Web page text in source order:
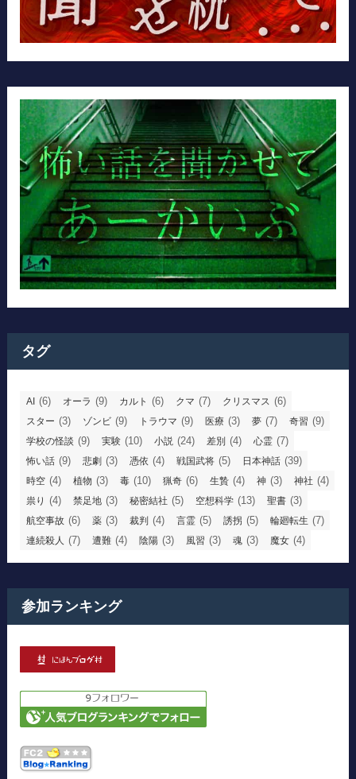
タグ
AI (6) オーラ (9) カルト (6) クマ (7) クリスマス (6)
スター (3) ゾンビ (9) トラウマ (9) 医療 (3) 夢 (7) 奇習 (9)
学校の怪談 (9) 実験 (10) 小説 (24) 差別 (4) 心霊 (7)
怖い話 (9) 悲劇 (3) 憑依 (4) 戦国武将 (5) 日本神話 (39)
時空 (4) 植物 (3) 毒 (10) 猟奇 (6) 生贄 (4) 神 (3) 神社 (4)
祟り (4) 禁足地 (3) 秘密結社 (5) 空想科学 (13) 聖書 (3)
航空事故 (6) 薬 (3) 裁判 (4) 言霊 (5) 誘拐 (5) 輪廻転生 (7)
連続殺人 (7) 遭難 (4) 陰陽 (3) 風習 (3) 魂 (3) 魔女 (4)
参加ランキング